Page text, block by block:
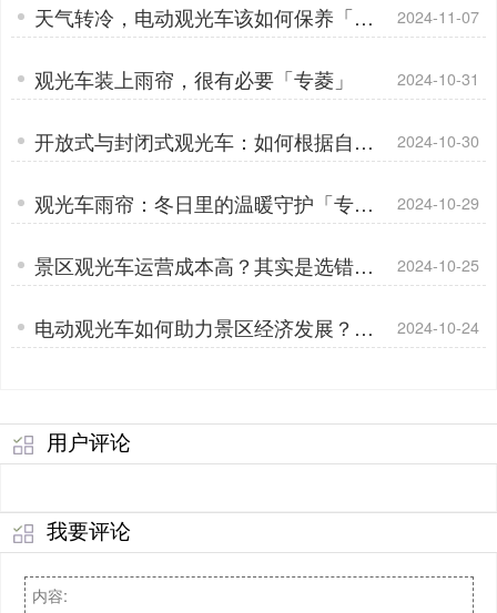
天气转冷，电动观光车该如何保养「专
菱」
2024-11-07
观光车装上雨帘，很有必要「专菱」 2024-10-31
开放式与封闭式观光车：如何根据自身
情况做出正确选择「专菱」
2024-10-30
观光车雨帘：冬日里的温暖守护「专
菱」
2024-10-29
景区观光车运营成本高？其实是选错车
了「专菱」
2024-10-25
电动观光车如何助力景区经济发展？用
数据说话「专菱」
2024-10-24
用户评论
我要评论